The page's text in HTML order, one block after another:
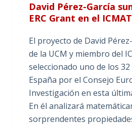
David Pérez-García
ERC Grant en el ICMAT
El proyecto de David
de la UCM y miembro del
seleccionado uno de los
España por el Consejo
Investigación en esta
En él analizará
sorprendentes